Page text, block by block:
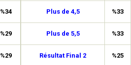
%34
%29
%29
Plus de 4,5 %33
Plus de 5,5 %33
Résultat Final 2 %25